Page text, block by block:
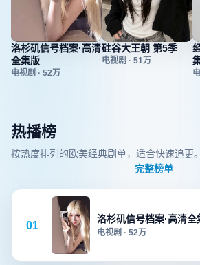
洛杉矶信号档案·高清
全集版
电视剧 · 52万
硅谷大王朝 第5季
电视剧 · 51万
热播榜
按热度排列的欧美经典剧单，适合快速追更。
完整榜单
01
洛杉矶信号档案·高清全
电视剧 · 52万